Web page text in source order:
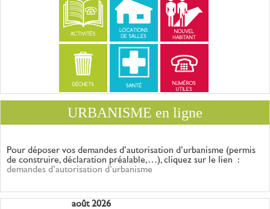
URBANISME en ligne
Pour déposer vos demandes d’autorisation d’urbanisme (permis
de construire, déclaration préalable,…), cliquez sur le lien :
demandes d’autorisation d’urbanisme
août 2026